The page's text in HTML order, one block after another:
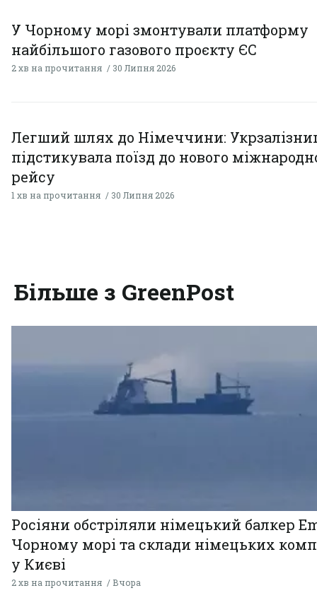
У Чорному морі змонтували платформу
найбільшого газового проєкту ЄС
2 хв на прочитання 30 Липня 2026
Легший шлях до Німеччини:
підстикувала поїзд до нового
рейсу
1 хв на прочитання 30 Липня 2026
Більше з GreenPost
Росіяни обстріляли німецький балкер
Чорному морі та склади німецьких
у Києві
2 хв на прочитання Вчора